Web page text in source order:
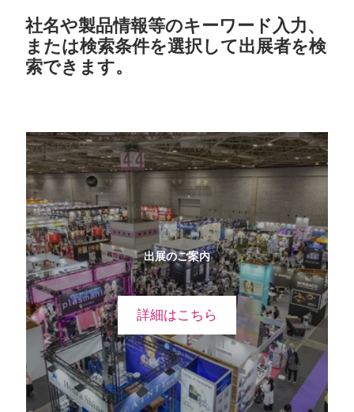
社名や製品情報等のキーワード入力、
または検索条件を選択して出展者を検
索できます。
出展のご案内
詳細はこちら